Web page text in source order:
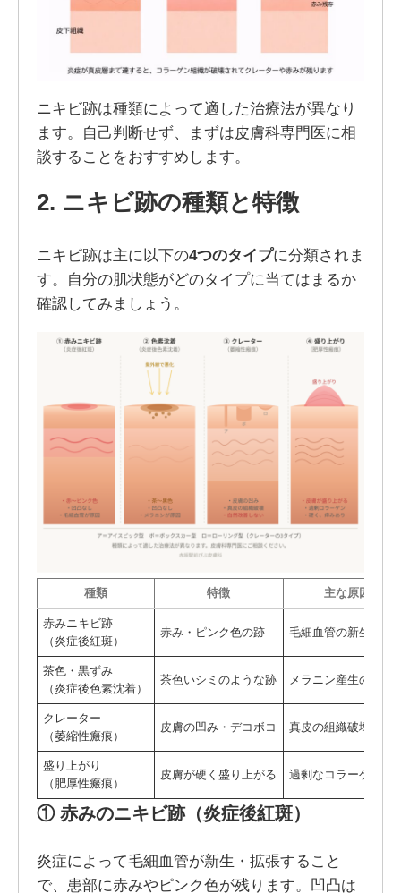
ニキビ跡は種類によって適した治療法が異なり
ます。自己判断せず、まずは皮膚科専門医に相
談することをおすすめします。
2. ニキビ跡の種類と特徴
ニキビ跡は主に以下の4つのタイプに分類されま
す。自分の肌状態がどのタイプに当てはまるか
確認してみましょう。
種類 特徴 主な原因
赤みニキビ跡
（炎症後紅斑）
赤み・ピンク色の跡 毛細血管の新生・拡
茶色・黒ずみ
（炎症後色素沈着）
茶色いシミのような跡 メラニン産生の亢進
クレーター
（萎縮性瘢痕）
皮膚の凹み・デコボコ 真皮の組織破壊
盛り上がり
（肥厚性瘢痕）
皮膚が硬く盛り上がる 過剰なコラーゲン産
① 赤みのニキビ跡（炎症後紅斑）
炎症によって毛細血管が新生・拡張すること
で、患部に赤みやピンク色が残ります。凹凸は